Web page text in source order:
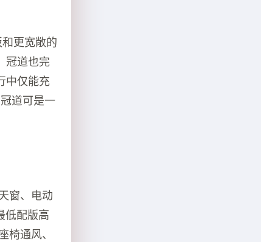
更宽敞的
冠道也完
中仅能充
道可是一
窗、电动
低配版高
椅通风、